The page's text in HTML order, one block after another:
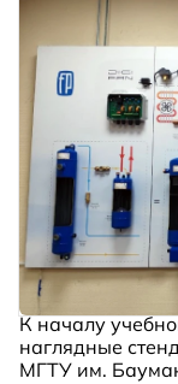
К началу
наглядные
МГТУ им.